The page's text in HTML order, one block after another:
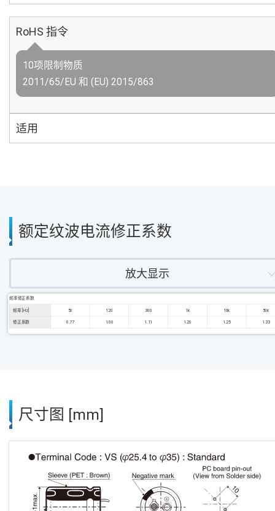
RoHS 指令
10项限制物质
2011/65/EU 和 (EU) 2015/863
适用
额定纹波电流修正系数
放大显示
频率修正系数
频率 [Hz] 50 120 300 1k 10k 50k
修正系数 0.77 1.00 1.11 1.20 1.25 1.33
尺寸图 [mm]